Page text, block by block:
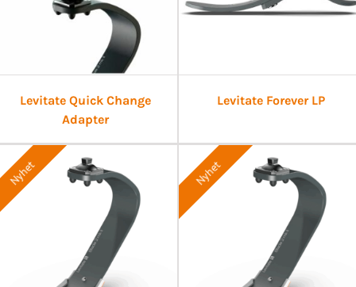
Levitate Quick Change
Adapter
Levitate Forever LP
Nyhet Nyhet